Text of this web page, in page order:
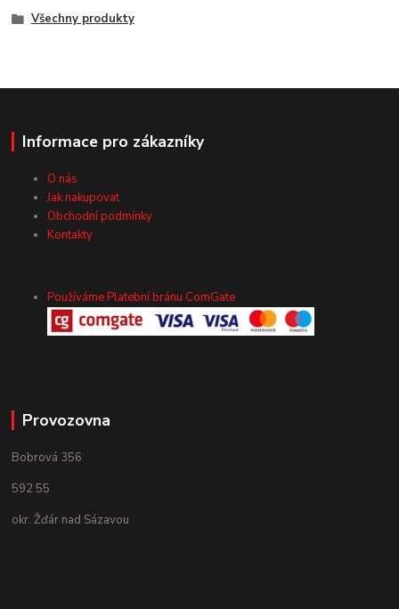
Všechny produkty
Informace pro zákazníky
O nás
Jak nakupovat
Obchodní podmínky
Kontakty
Používáme Platební bránu ComGate
Provozovna
Bobrová 356
592 55
okr. Žďár nad Sázavou